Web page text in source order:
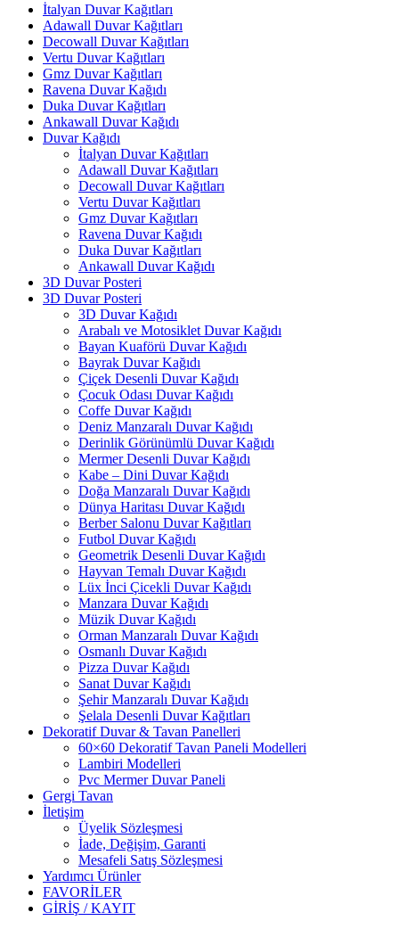
İtalyan Duvar Kağıtları
Adawall Duvar Kağıtları
Decowall Duvar Kağıtları
Vertu Duvar Kağıtları
Gmz Duvar Kağıtları
Ravena Duvar Kağıdı
Duka Duvar Kağıtları
Ankawall Duvar Kağıdı
Duvar Kağıdı
İtalyan Duvar Kağıtları
Adawall Duvar Kağıtları
Decowall Duvar Kağıtları
Vertu Duvar Kağıtları
Gmz Duvar Kağıtları
Ravena Duvar Kağıdı
Duka Duvar Kağıtları
Ankawall Duvar Kağıdı
3D Duvar Posteri
3D Duvar Posteri
3D Duvar Kağıdı
Arabalı ve Motosiklet Duvar Kağıdı
Bayan Kuaförü Duvar Kağıdı
Bayrak Duvar Kağıdı
Çiçek Desenli Duvar Kağıdı
Çocuk Odası Duvar Kağıdı
Coffe Duvar Kağıdı
Deniz Manzaralı Duvar Kağıdı
Derinlik Görünümlü Duvar Kağıdı
Mermer Desenli Duvar Kağıdı
Kabe – Dini Duvar Kağıdı
Doğa Manzaralı Duvar Kağıdı
Dünya Haritası Duvar Kağıdı
Berber Salonu Duvar Kağıtları
Futbol Duvar Kağıdı
Geometrik Desenli Duvar Kağıdı
Hayvan Temalı Duvar Kağıdı
Lüx İnci Çicekli Duvar Kağıdı
Manzara Duvar Kağıdı
Müzik Duvar Kağıdı
Orman Manzaralı Duvar Kağıdı
Osmanlı Duvar Kağıdı
Pizza Duvar Kağıdı
Sanat Duvar Kağıdı
Şehir Manzaralı Duvar Kağıdı
Şelala Desenli Duvar Kağıtları
Dekoratif Duvar & Tavan Panelleri
60×60 Dekoratif Tavan Paneli Modelleri
Lambiri Modelleri
Pvc Mermer Duvar Paneli
Gergi Tavan
İletişim
Üyelik Sözleşmesi
İade, Değişim, Garanti
Mesafeli Satış Sözleşmesi
Yardımcı Ürünler
FAVORİLER
GİRİŞ / KAYIT